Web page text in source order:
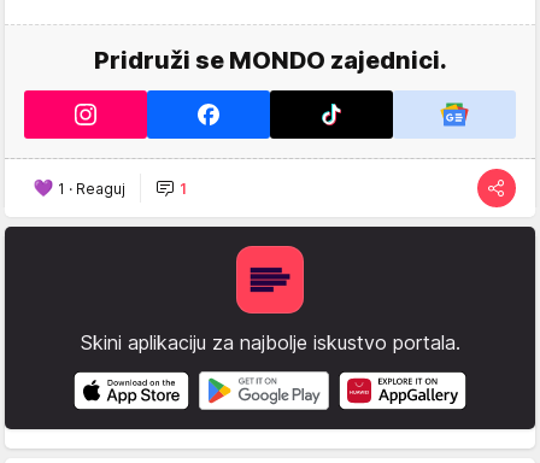
Pridruži se MONDO zajednici.
1 · Reaguj 1
Skini aplikaciju za najbolje iskustvo portala.